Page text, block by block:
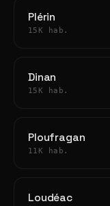
Plérin
15K hab.
Dinan
15K hab.
Ploufragan
11K hab.
Loudéac